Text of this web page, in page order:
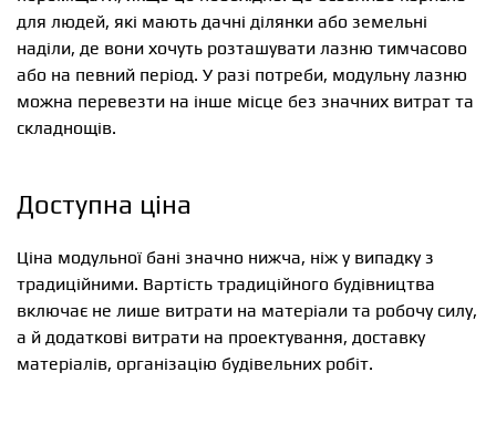
для людей, які мають дачні ділянки або земельні
наділи, де вони хочуть розташувати лазню тимчасово
або на певний період. У разі потреби, модульну лазню
можна перевезти на інше місце без значних витрат та
складнощів.
Доступна ціна
Ціна модульної бані значно нижча, ніж у випадку з
традиційними. Вартість традиційного будівництва
включає не лише витрати на матеріали та робочу силу,
а й додаткові витрати на проектування, доставку
матеріалів, організацію будівельних робіт.